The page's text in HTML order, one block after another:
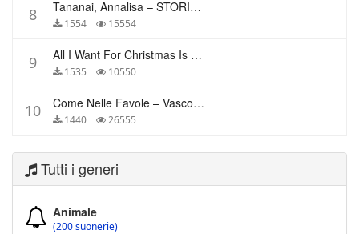
8 Tananai, Annalisa – STORIE BREVI
1554 15554
9 All I Want For Christmas Is You – Mariah Carey
1535 10550
10 Come Nelle Favole – Vasco Rossi
1440 26555
Tutti i generi
Animale
(200 suonerie)